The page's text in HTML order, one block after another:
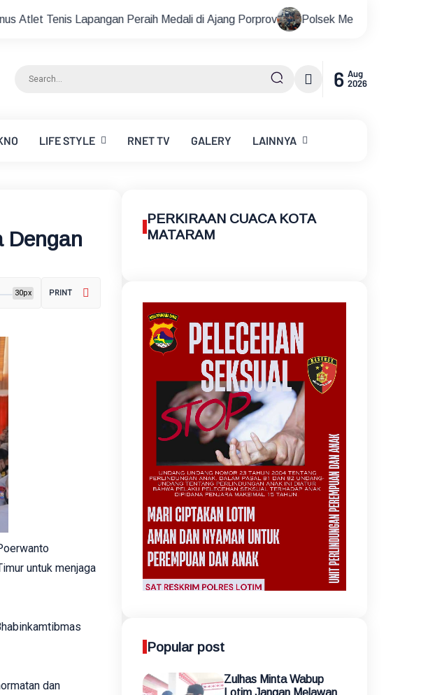
Peraih Medali di Ajang Porprov Polsek Metro Kebayoran Baru Gelar
6 Aug
2026
LIFE STYLE RNETTV GALERY LAINNYA
Dengan
30px PRINT
untuk menjaga
dan
PERKIRAAN CUACA KOTA
MATARAM
Popular post
Zulhas Minta Wabup
Lotim Jangan Melawan